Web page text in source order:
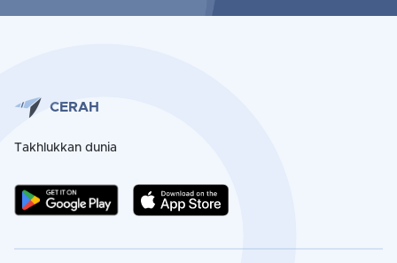
CERAH
Takhlukkan dunia